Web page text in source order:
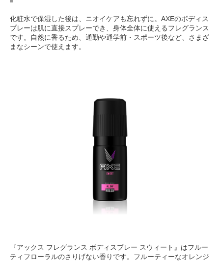
化粧水で保湿した後は、ニオイケアも忘れずに。AXEのボディス
プレーは肌に直接スプレーでき、身体全体に使えるフレグランス
です。自然に香るため、通勤や通学前・スポーツ後など、さまざ
まなシーンで使えます。
『アックス フレグランス ボディスプレー スウィート』はフルー
ティフローラルのさりげない香りです。フルーティーなオレンジ